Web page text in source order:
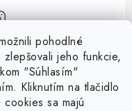
pohodlné
jeho funkcie,
"Súhlasím"
Kliknutím na tlačidlo
sa majú